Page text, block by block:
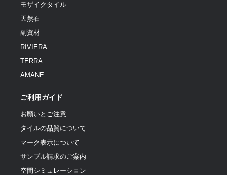
モザイクタイル
天然石
副資材
RIVIERA
TERRA
AMANE
ご利用ガイド
お願いとご注意
タイルの品質について
マーク表示について
サンプル請求のご案内
空間シミュレーション